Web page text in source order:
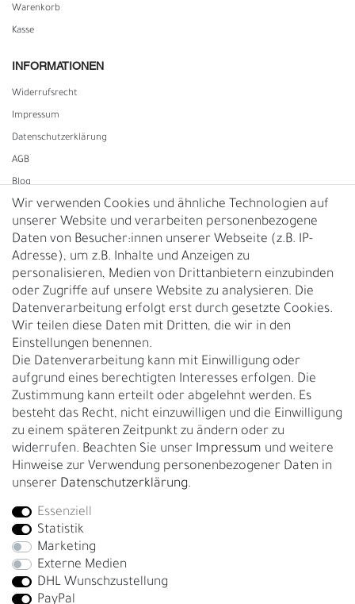
Warenkorb
Kasse
INFORMATIONEN
Widerrufs­recht
Impressum
Daten­schutz­erklärung
AGB
Blog
Vertrag widerrufen
UNTERNEHMEN
Nachhaltigkeit
Kontakt
Über uns
Rückgabe
Gürtelgröße messen
Garantie
GESCHÄFTSKUNDEN & HÄNDLER
B2B Geschäftskunden
Bei Fragen wenden Sie sich direkt an unser Service-Team.
+4917663727338
Montag - Freitag, 09:00 - 14:00
info@fronhofer.com
Wir verwenden Cookies und ähnliche Technologien auf
unserer Website und verarbeiten personenbezogene
Daten von Besucher:innen unserer Webseite (z.B. IP-
Adresse), um z.B. Inhalte und Anzeigen zu
personalisieren, Medien von Drittanbietern einzubinden
oder Zugriffe auf unsere Website zu analysieren. Die
Datenverarbeitung erfolgt erst durch gesetzte Cookies.
Wir teilen diese Daten mit Dritten, die wir in den
Einstellungen benennen.
Die Datenverarbeitung kann mit Einwilligung oder
aufgrund eines berechtigten Interesses erfolgen. Die
Zustimmung kann erteilt oder abgelehnt werden. Es
besteht das Recht, nicht einzuwilligen und die Einwilligung
zu einem späteren Zeitpunkt zu ändern oder zu
widerrufen. Beachten Sie unser Impressum und weitere
Hinweise zur Verwendung personenbezogener Daten in
unserer Daten­schutz­erklärung.
Essenziell
Statistik
Marketing
Externe Medien
DHL Wunschzustellung
PayPal